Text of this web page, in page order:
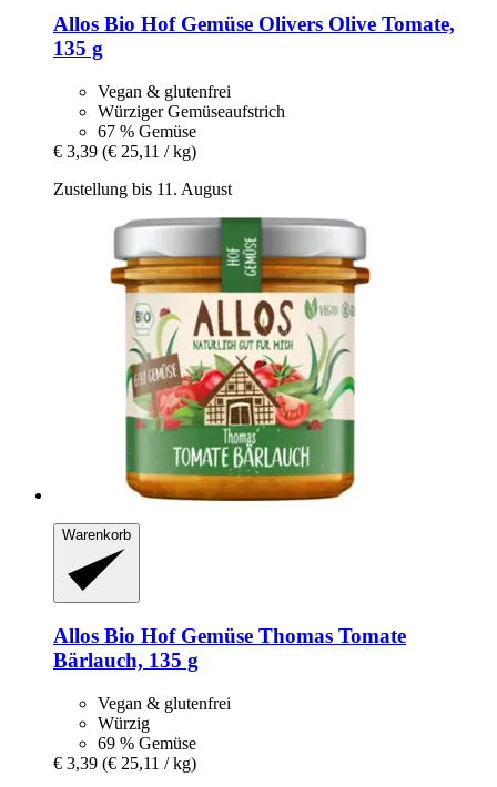
Allos Bio Hof Gemüse Olivers Olive Tomate,
135 g
Vegan & glutenfrei
Würziger Gemüseaufstrich
67 % Gemüse
€ 3,39 (€ 25,11 / kg)
Zustellung bis 11. August
Warenkorb
Allos Bio Hof Gemüse Thomas Tomate
Bärlauch, 135 g
Vegan & glutenfrei
Würzig
69 % Gemüse
€ 3,39 (€ 25,11 / kg)